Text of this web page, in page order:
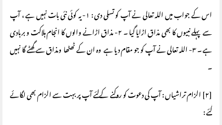
اس کے جواب میں اللہ تعالی نے آپ کو تسلی دی : ۱- یہ کوئی نئی بات نہیں ہے ، آپ
سے پہلے نبیوں کا بھی مذاق اڑایا گیا ۔ ۲- مذاق اڑانے والوں کا انجام ہلاکت و بربادی
ہے ۔ ۳- اللہ تعالی نے آپ کو جو مقام دیا ہے وہ ان کے ٹھٹھا ومذاق سے گھٹے گا نہیں
۔
[۲] الزام تراشیاں : آپ کی دعوت کو روکنے کےلئے آپ پر بہت سے الزام بھی لگائے
گئے :